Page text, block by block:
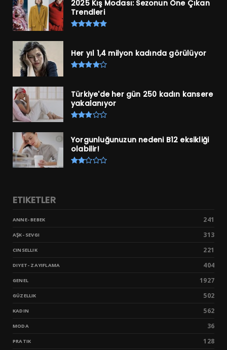
2025 Kış Modası: Sezonun Öne Çıkan
Trendleri
Her yıl 1,4 milyon kadında görülüyor
Türkiye'de her gün 250 kadın kansere
yakalanıyor
Yorgunluğunuzun nedeni B12 eksikliği
olabilir!
ETIKETLER
ANNE- BEBEK 241
AŞK- SEVGI 313
CINSELLIK 221
DIYET- ZAYIFLAMA 404
GENEL 1927
GÜZELLIK 502
KADIN 562
MODA 36
PRATIK 128